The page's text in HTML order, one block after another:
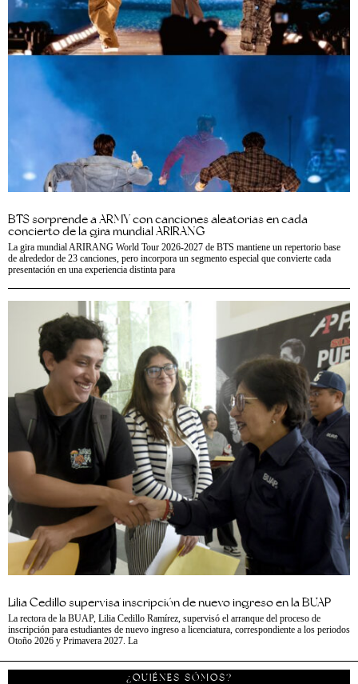
BTS sorprende a ARMY con canciones aleatorias en cada
concierto de la gira mundial ARIRANG
La gira mundial ARIRANG World Tour 2026-2027 de BTS mantiene un repertorio base
de alrededor de 23 canciones, pero incorpora un segmento especial que convierte cada
presentación en una experiencia distinta para
Lilia Cedillo supervisa inscripción de nuevo ingreso en la BUAP
La rectora de la BUAP, Lilia Cedillo Ramírez, supervisó el arranque del proceso de
inscripción para estudiantes de nuevo ingreso a licenciatura, correspondiente a los periodos
Otoño 2026 y Primavera 2027. La
¿QUIÉNES SÓMOS?